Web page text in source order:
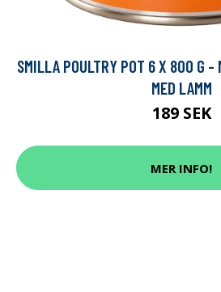
SMILLA POULTRY POT 6 X 800 G -
MED LAMM
189 SEK
MER INFO!